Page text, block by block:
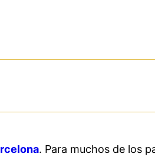
. Para muchos de los